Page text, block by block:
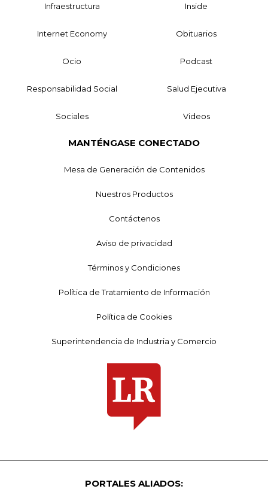
Infraestructura Inside
Internet Economy Obituarios
Ocio Podcast
Responsabilidad Social Salud Ejecutiva
Sociales Videos
MANTÉNGASE CONECTADO
Mesa de Generación de Contenidos
Nuestros Productos
Contáctenos
Aviso de privacidad
Términos y Condiciones
Política de Tratamiento de Información
Política de Cookies
Superintendencia de Industria y Comercio
PORTALES ALIADOS: